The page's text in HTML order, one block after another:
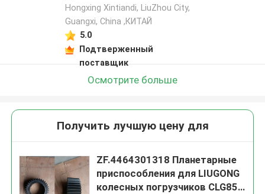
Hongxing Xintiandi, LiuZhou City,
Guangxi, China ,КИТАЙ
5.0
Подтверженный
поставщик
Осмотрите больше
Получить лучшую цену для
ZF.4464301318 Планетарные
приспособления для LIUGONG
колесных погрузчиков CLG856